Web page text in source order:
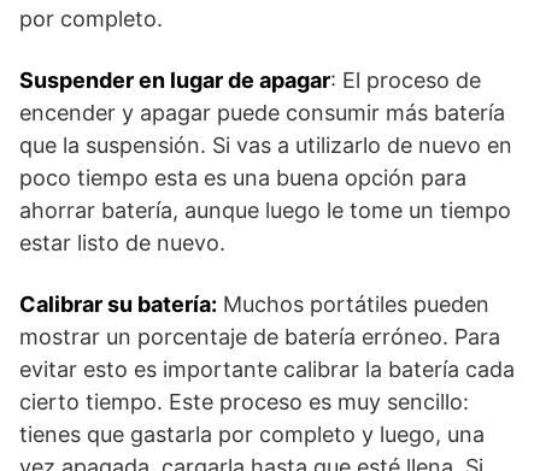
por completo.
Suspender en lugar de apagar: El proceso de
encender y apagar puede consumir más batería
que la suspensión. Si vas a utilizarlo de nuevo en
poco tiempo esta es una buena opción para
ahorrar batería, aunque luego le tome un tiempo
estar listo de nuevo.
Calibrar su batería: Muchos portátiles pueden
mostrar un porcentaje de batería erróneo. Para
evitar esto es importante calibrar la batería cada
cierto tiempo. Este proceso es muy sencillo:
tienes que gastarla por completo y luego, una